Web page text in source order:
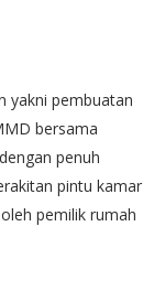
yakni pembuatan
bersama
penuh
pintu kamar
pemilik rumah